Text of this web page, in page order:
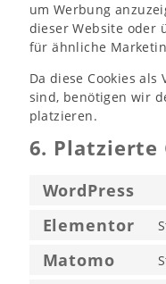
um Werbung
dieser Website oder
für ähnliche
Da diese Cookies
sind, benötigen wir
platzieren.
6. Platzierte
WordPress
Elementor
Matomo